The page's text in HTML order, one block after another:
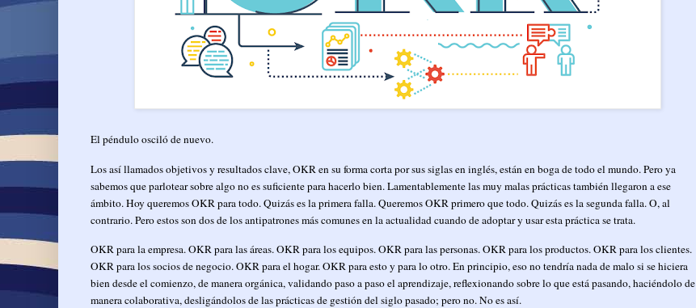
El péndulo osciló de nuevo.
Los así llamados objetivos y resultados clave, OKR en su forma corta por sus siglas en inglés, están en boga de todo el mundo. Pero ya
sabemos que parlotear sobre algo no es suficiente para hacerlo bien. Lamentablemente las muy malas prácticas también llegaron a ese
ámbito. Hoy queremos OKR para todo. Quizás es la primera falla. Queremos OKR primero que todo. Quizás es la segunda falla. O, al
contrario. Pero estos son dos de los antipatrones más comunes en la actualidad cuando de adoptar y usar esta práctica se trata.
OKR para la empresa. OKR para las áreas. OKR para los equipos. OKR para las personas. OKR para los productos. OKR para los clientes.
OKR para los socios de negocio. OKR para el hogar. OKR para esto y para lo otro. En principio, eso no tendría nada de malo si se hiciera
bien desde el comienzo, de manera orgánica, validando paso a paso el aprendizaje, reflexionando sobre lo que está pasando, haciéndolo de
manera colaborativa, desligándolos de las prácticas de gestión del siglo pasado; pero no. No es así.